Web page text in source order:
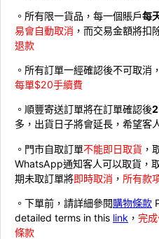
。所有限一貨品，每一個賬戶每
易會自動取消 ，而交易金額將扣
退款
。所有訂單一經確認後不可取消
每單$20手續費
。順豐寄送訂單將在訂單確認後
多，出貨日子將會延長，希望客
。門市自取訂單不能即日取貨 ，
WhatsApp通知客人可以取貨，
期未取訂單將即時取消 ， 所有款
。下單前，請詳細參閱購物條款
detailed terms in this link ， 完
條款